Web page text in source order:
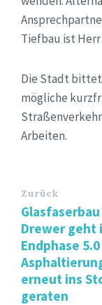
Tiefbau ist Herr
Die Stadt
mögliche
Arbeiten.
Zurück
Drewer geht
Endphase 5.0
erneut ins
geraten